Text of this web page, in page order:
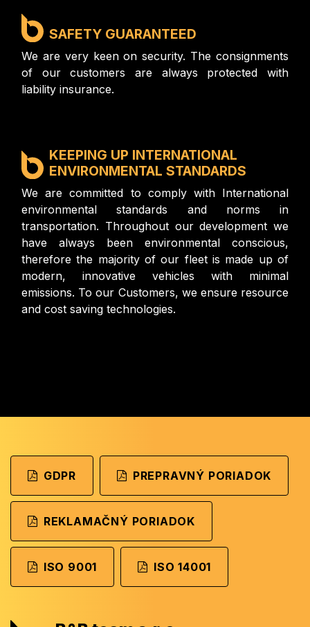
SAFETY GUARANTEED
We are very keen on security. The consignments
of our customers are always protected with
liability insurance.
KEEPING UP INTERNATIONAL
ENVIRONMENTAL STANDARDS
We are committed to comply with International
environmental standards and norms in
transportation. Throughout our development we
have always been environmental conscious,
therefore the majority of our fleet is made up of
modern, innovative vehicles with minimal
emissions. To our Customers, we ensure resource
and cost saving technologies.
GDPR PREPRAVNÝ PORIADOK
REKLAMAČNÝ PORIADOK
ISO 9001 ISO 14001